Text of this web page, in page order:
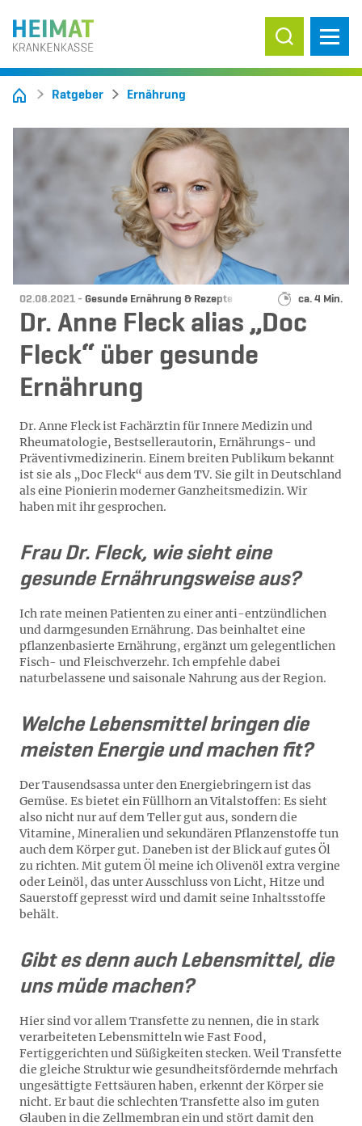
Suche ein-/
Ratgeber Ernährung
Datum:
02.08.2021 - Kategorie:
Gesunde Ernährung & Rezepte Lesedauer:
ca. 4 Min.
Dr. Anne Fleck alias „Doc
Fleck“ über gesunde
Ernährung
Dr. Anne Fleck ist Fachärztin für Innere Medizin und
Rheumatologie, Bestsellerautorin, Ernährungs- und
Präventivmedizinerin. Einem breiten Publikum bekannt
ist sie als „Doc Fleck“ aus dem TV. Sie gilt in Deutschland
als eine Pionierin moderner Ganzheitsmedizin. Wir
haben mit ihr gesprochen.
Frau Dr. Fleck, wie sieht eine
gesunde Ernährungsweise aus?
Ich rate meinen Patienten zu einer anti-entzündlichen
und darmgesunden Ernährung. Das beinhaltet eine
pflanzenbasierte Ernährung, ergänzt um gelegentlichen
Fisch- und Fleischverzehr. Ich empfehle dabei
naturbelassene und saisonale Nahrung aus der Region.
Welche Lebensmittel bringen die
meisten Energie und machen fit?
Der Tausendsassa unter den Energiebringern ist das
Gemüse. Es bietet ein Füllhorn an Vitalstoffen: Es sieht
also nicht nur auf dem Teller gut aus, sondern die
Vitamine, Mineralien und sekundären Pflanzenstoffe tun
auch dem Körper gut. Daneben ist der Blick auf gutes Öl
zu richten. Mit gutem Öl meine ich Olivenöl extra vergine
oder Leinöl, das unter Ausschluss von Licht, Hitze und
Sauerstoff gepresst wird und damit seine Inhaltsstoffe
behält.
Gibt es denn auch Lebensmittel, die
uns müde machen?
Hier sind vor allem Transfette zu nennen, die in stark
verarbeiteten Lebensmitteln wie Fast Food,
Fertiggerichten und Süßigkeiten stecken. Weil Transfette
die gleiche Struktur wie gesundheitsfördernde mehrfach
ungesättigte Fettsäuren haben, erkennt der Körper sie
nicht. Er baut die schlechten Transfette also im guten
Glauben in die Zellmembran ein und stört damit den